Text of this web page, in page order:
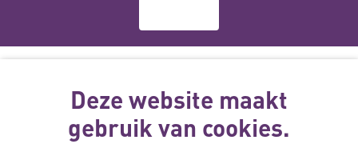
wordt gemaakt
met subsidie
van
Deze website maakt
gebruik van cookies.